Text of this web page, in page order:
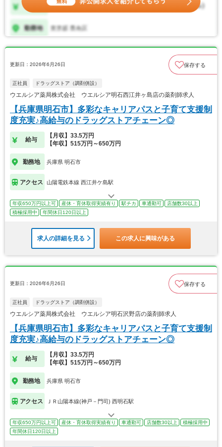
更新日：2026年6月26日 保存する
正社員 ドラッグストア（調剤併設）
ウエルシア薬局株式会社 ウエルシア明石西江井ヶ島店の薬剤師求人
【兵庫県明石市】多彩なキャリアパスと子育て支援制
度充実♪高給与のドラッグストアチェーン◎
給与
【月収】33.5万円
【年収】515万円～650万円
勤務地 兵庫県 明石市
アクセス 山陽電鉄本線 西江井ケ島駅
年収650万円以上可 産休・育休取得実績有り 駅チカ 車通勤可
店舗数30以上
積極採用中
年間休日120日以上
求人の詳細を見る この求人に興味がある
更新日：2026年6月26日 保存する
正社員 ドラッグストア（調剤併設）
ウエルシア薬局株式会社 ウエルシア明石沢野店の薬剤師求人
【兵庫県明石市】多彩なキャリアパスと子育て支援制
度充実♪高給与のドラッグストアチェーン◎
給与
【月収】33.5万円
【年収】515万円～650万円
勤務地 兵庫県 明石市
アクセス ＪＲ山陽本線(神戸－門司) 西明石駅
年収650万円以上可 産休・育休取得実績有り 車通勤可 店舗数30以上
積極採用中
年間休日120日以上